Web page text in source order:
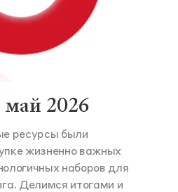
2026
ресурсы были
жизненно важных
наборов для
Делимся итогами и